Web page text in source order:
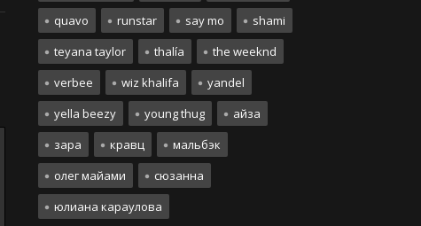
quavo
runstar say mo
shami
teyana taylor
thalía
the weeknd
verbee
wiz khalifa
yandel
yella beezy
young thug
айза
зара
кравц
мальбэк
олег майами
сюзанна
юлиана караулова